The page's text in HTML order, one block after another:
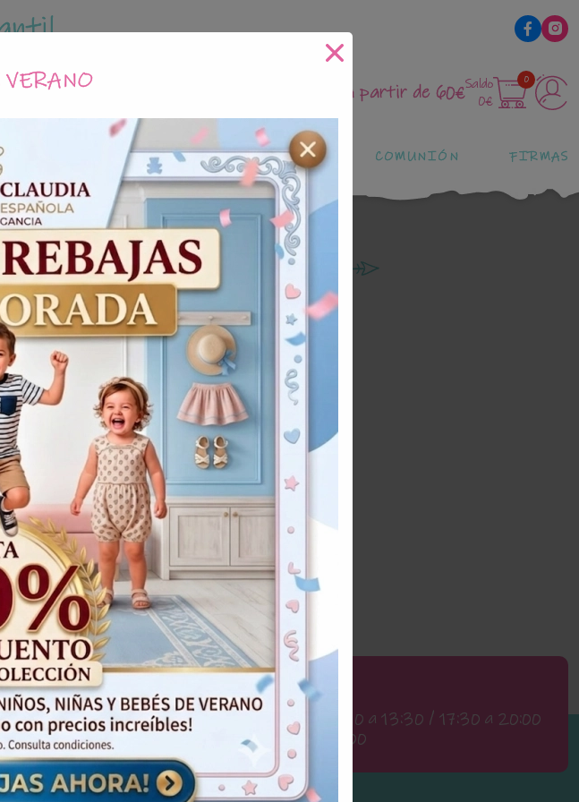
635 56 45 83 Envíos gratis a partir de 60€Saldo
0€
0
OUTLET ROPA DE BAUTIZO COMUNIÓN FIRMAS
Y Devoluciones
Horario
Lunes a Viernes 10:30 a 13:30 / 17:30 a 20:00
Sábados 11:00 a 13:00